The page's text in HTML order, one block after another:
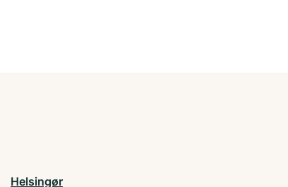
Helsingør